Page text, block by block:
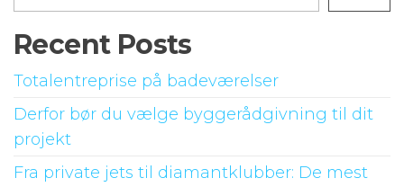
Recent Posts
Totalentreprise på badeværelser
Derfor bør du vælge byggerådgivning til dit
projekt
Fra private jets til diamantklubber: De mest